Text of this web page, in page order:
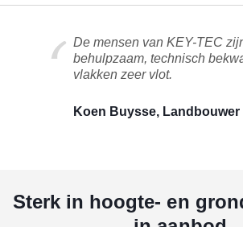
De mensen van KEY-TEC
behulpzaam, technisch
vlakken zeer vlot.
Koen Buysse, Landbouwer
Sterk in hoogte- en